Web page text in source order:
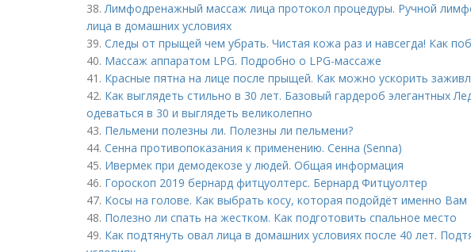
38.Лимфодренажный массаж лица протокол процедуры. Ручной
лица в домашних условиях
39. Следы от прыщей чем убрать. Чистая кожа раз и навсегда! Как
40. Массаж аппаратом LPG. Подробно о LPG-массаже
41. Красные пятна на лице после прыщей. Как можно ускорить
42. Как выглядеть стильно в 30 лет. Базовый гардероб элегантных
одеваться в 30 и выглядеть великолепно
43. Пельмени полезны ли. Полезны ли пельмени?
44. Сенна противопоказания к применению. Сенна (Senna)
45. Ивермек при демодекозе у людей. Общая информация
46. Гороскоп 2019 бернард фитцуолтерс. Бернард Фитцуолтер
47. Косы на голове. Как выбрать косу, которая подойдёт именно Вам
48. Полезно ли спать на жестком. Как подготовить спальное место
49. Как подтянуть овал лица в домашних условиях после 40 лет.